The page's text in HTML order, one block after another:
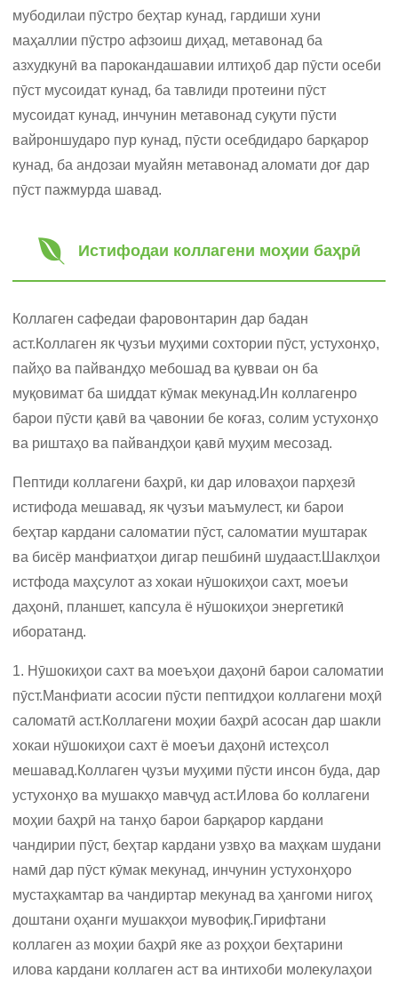
мубодилаи пӯстро беҳтар кунад, гардиши хуни
маҳаллии пӯстро афзоиш диҳад, метавонад ба
азхудкунӣ ва парокандашавии илтиҳоб дар пӯсти осеби
пӯст мусоидат кунад, ба тавлиди протеини пӯст
мусоидат кунад, инчунин метавонад суқути пӯсти
вайроншударо пур кунад, пӯсти осебдидаро барқарор
кунад, ба андозаи муайян метавонад аломати доғ дар
пӯст пажмурда шавад.
Истифодаи коллагени моҳии баҳрӣ
Коллаген сафедаи фаровонтарин дар бадан
аст.Коллаген як ҷузъи муҳими сохтории пӯст, устухонҳо,
пайҳо ва пайвандҳо мебошад ва қувваи он ба
муқовимат ба шиддат кӯмак мекунад.Ин коллагенро
барои пӯсти қавӣ ва ҷавонии бе коғаз, солим устухонҳо
ва риштаҳо ва пайвандҳои қавӣ муҳим месозад.
Пептиди коллагени баҳрӣ, ки дар иловаҳои парҳезӣ
истифода мешавад, як ҷузъи маъмулест, ки барои
беҳтар кардани саломатии пӯст, саломатии муштарак
ва бисёр манфиатҳои дигар пешбинӣ шудааст.Шаклҳои
истфода маҳсулот аз хокаи нӯшокиҳои сахт, моеъи
даҳонӣ, планшет, капсула ё нӯшокиҳои энергетикӣ
иборатанд.
1. Нӯшокиҳои сахт ва моеъҳои даҳонӣ барои саломатии
пӯст.Манфиати асосии пӯсти пептидҳои коллагени моҳӣ
саломатӣ аст.Коллагени моҳии баҳрӣ асосан дар шакли
хокаи нӯшокиҳои сахт ё моеъи даҳонӣ истеҳсол
мешавад.Коллаген ҷузъи муҳими пӯсти инсон буда, дар
устухонҳо ва мушакҳо мавҷуд аст.Илова бо коллагени
моҳии баҳрӣ на танҳо барои барқарор кардани
чандирии пӯст, беҳтар кардани узвҳо ва маҳкам шудани
намӣ дар пӯст кӯмак мекунад, инчунин устухонҳоро
мустаҳкамтар ва чандиртар мекунад ва ҳангоми нигоҳ
доштани оҳанги мушакҳои мувофиқ.Гирифтани
коллаген аз моҳии баҳрӣ яке аз роҳҳои беҳтарини
илова кардани коллаген аст ва интихоби молекулаҳои